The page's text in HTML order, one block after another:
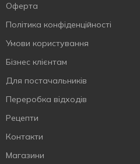
Оферта
Політика конфіденційності
Умови користування
Бізнес клієнтам
Для постачальників
Переробка відходів
Рецепти
Контакти
Магазини